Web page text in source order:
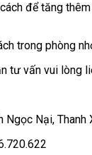
để tăng
trong phòng
tư vấn vui lòng
Nại, Thanh